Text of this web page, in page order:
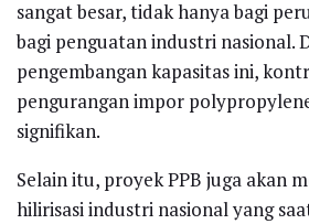
sangat besar, tidak hanya bagi
bagi penguatan industri nasional.
pengembangan kapasitas ini,
pengurangan impor
signifikan.
Selain itu, proyek PPB juga akan
hilirisasi industri nasional yang